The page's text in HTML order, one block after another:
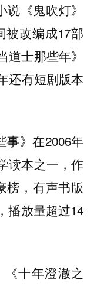
说《鬼吹灯》
被改编成17部
士那些年》
还有短剧版本
事》在2006年
读本之一，作
榜，有声书版
播放量超过14
《十年澄澈之